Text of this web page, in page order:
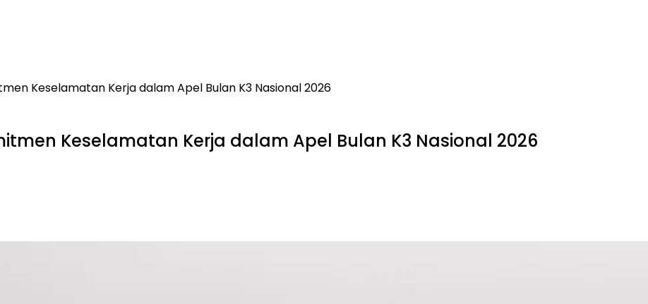
Keselamatan Kerja dalam Apel Bulan K3 Nasional 2026
Keselamatan Kerja dalam Apel Bulan K3 Nasional 2026